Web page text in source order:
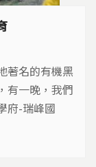
著名的有機黑
有一晚，我們
府-瑞峰國
主任待人熱
拉著我們走